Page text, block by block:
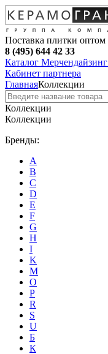
Поставка плитки оптом
8 (495) 644 42 33
Каталог Мерчендайзинг
Кабинет партнера
ГлавнаяКоллекции
Коллекции
Коллекции
Бренды:
A
B
C
D
E
F
G
H
I
K
M
O
P
R
S
U
Б
К